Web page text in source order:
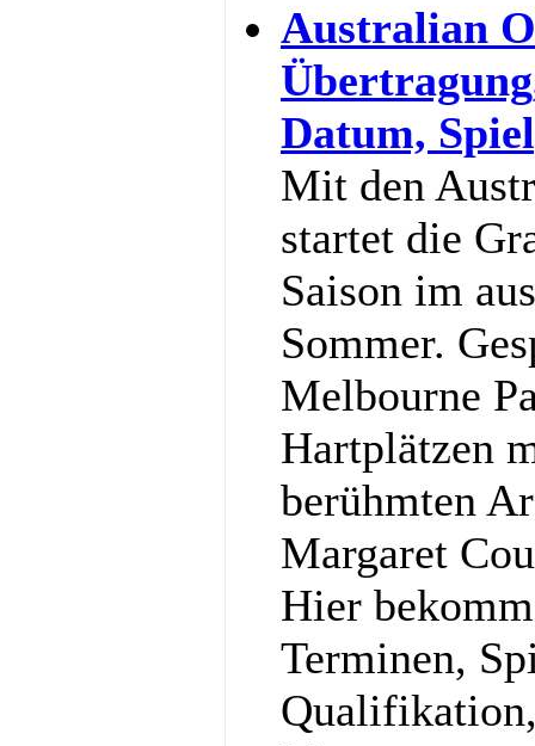
Australian
Datum,
Mit den
startet die
Saison im
Sommer.
Melbourne
Hartplätzen
berühmten
Margaret
Hier
Terminen,